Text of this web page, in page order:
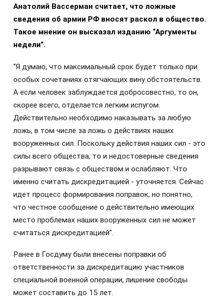
Анатолий Вассерман считает, что ложные
сведения об армии РФ вносят раскол в общество.
Такое мнение он высказал изданию “Аргументы
недели”.
“Я думаю, что максимальный срок будет только при
особых сочетаниях отягчающих вину обстоятельств.
А если человек заблуждается добросовестно, то он,
скорее всего, отделается легким испугом.
Действительно необходимо наказывать за любую
ложь, в том числе за ложь о действиях наших
вооруженных сил. Поскольку действия наших сил - это
силы всего общества, то и недостоверные сведения
разрывают связь с обществом и ослабляют. Что
именно считать дискредитацией - уточняется. Сейчас
идет процесс формирования поправок, но понятно,
что честное сообщение о действительно имеющих
место проблемах наших вооруженных сил не может
считаться дискредитацией”.
Ранее в Госдуму были внесены поправки об
ответственности за дискредитацию участников
специальной военной операции, лишение свободы
может составить до 15 лет.